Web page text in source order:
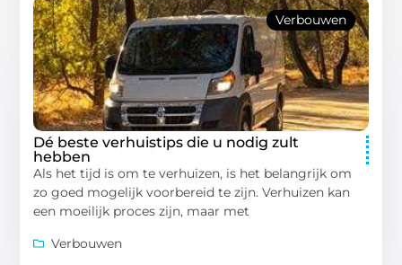
Verbouwen
Dé beste verhuistips die u nodig zult
hebben
Als het tijd is om te verhuizen, is het belangrijk om
zo goed mogelijk voorbereid te zijn. Verhuizen kan
een moeilijk proces zijn, maar met
Verbouwen